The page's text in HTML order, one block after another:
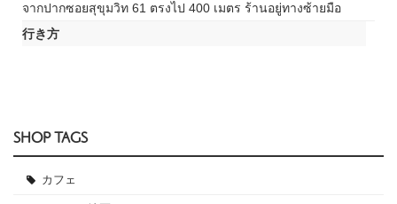
จากปากซอยสุขุมวิท 61 ตรงไป 400 เมตร ร้านอยู่ทางซ้ายมือ
行き方
SHOP TAGS
カフェ